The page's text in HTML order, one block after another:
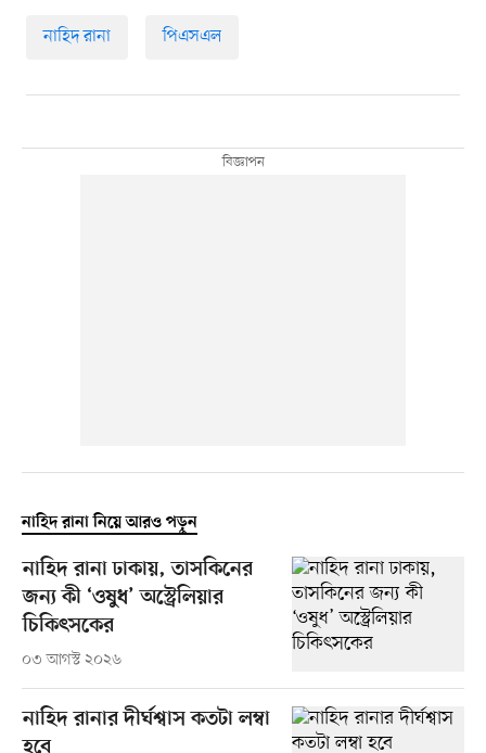
নাহিদ রানা পিএসএল
নাহিদ রানা নিয়ে আরও পড়ুন
নাহিদ রানা ঢাকায়, তাসকিনের
জন্য কী ‘ওষুধ’ অস্ট্রেলিয়ার
চিকিৎসকের
০৩ আগস্ট ২০২৬
নাহিদ রানার দীর্ঘশ্বাস কতটা লম্বা
হবে